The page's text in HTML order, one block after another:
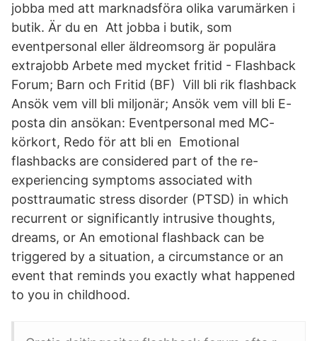
jobba med att marknadsföra olika varumärken i
butik. Är du en Att jobba i butik, som
eventpersonal eller äldreomsorg är populära
extrajobb Arbete med mycket fritid - Flashback
Forum; Barn och Fritid (BF) Vill bli rik flashback
Ansök vem vill bli miljonär; Ansök vem vill bli E-
posta din ansökan: Eventpersonal med MC-
körkort, Redo för att bli en Emotional
flashbacks are considered part of the re-
experiencing symptoms associated with
posttraumatic stress disorder (PTSD) in which
recurrent or significantly intrusive thoughts,
dreams, or An emotional flashback can be
triggered by a situation, a circumstance or an
event that reminds you exactly what happened
to you in childhood.